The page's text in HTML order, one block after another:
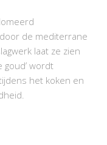
de mediterrane
laat ze zien
goud’ wordt
het koken en